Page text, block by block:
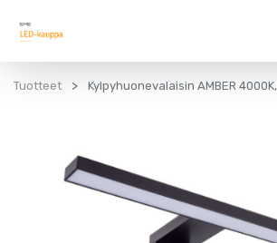
Tuotteet Kylpyhuonevalaisin AMBER